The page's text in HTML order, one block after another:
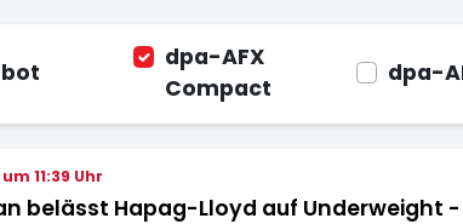
dpa-AFX
Compact
dpa-
11:39 Uhr
belässt Hapag-Lloyd auf Underweight -